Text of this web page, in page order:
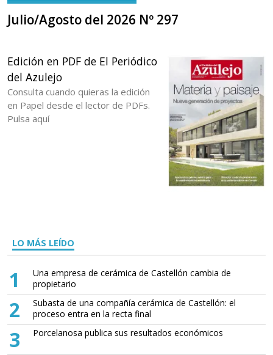
Julio/Agosto del 2026 Nº 297
Edición en PDF de El Periódico
del Azulejo
Consulta cuando quieras la edición
en Papel desde el lector de PDFs.
Pulsa aquí
LO MÁS LEÍDO
1
Una empresa de cerámica de Castellón cambia de
propietario
2
Subasta de una compañía cerámica de Castellón: el
proceso entra en la recta final
3 Porcelanosa publica sus resultados económicos